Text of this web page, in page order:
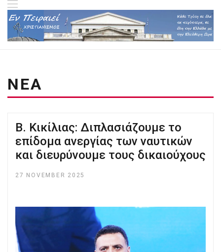
ΝΕΑ
Β. Κικίλιας: Διπλασιάζουμε το
επίδομα ανεργίας των ναυτικών
και διευρύνουμε τους δικαιούχους
27 NOVEMBER 2025